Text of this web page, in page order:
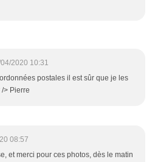
2020 10:31
postales il est sûr que je les
> Pierre
08:57
et merci pour ces photos, dès le matin